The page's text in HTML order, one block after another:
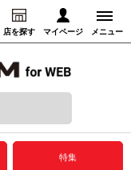
店を探す マイページ メニュー
録音からさがす
特集